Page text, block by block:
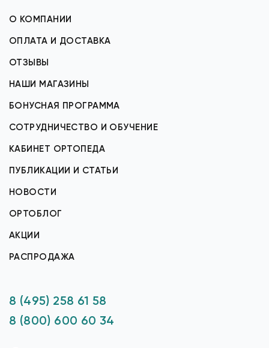
О КОМПАНИИ
ОПЛАТА И ДОСТАВКА
ОТЗЫВЫ
НАШИ МАГАЗИНЫ
БОНУСНАЯ ПРОГРАММА
СОТРУДНИЧЕСТВО И ОБУЧЕНИЕ
КАБИНЕТ ОРТОПЕДА
ПУБЛИКАЦИИ И СТАТЬИ
НОВОСТИ
ОРТОБЛОГ
АКЦИИ
РАСПРОДАЖА
8 (495) 258 61 58
8 (800) 600 60 34